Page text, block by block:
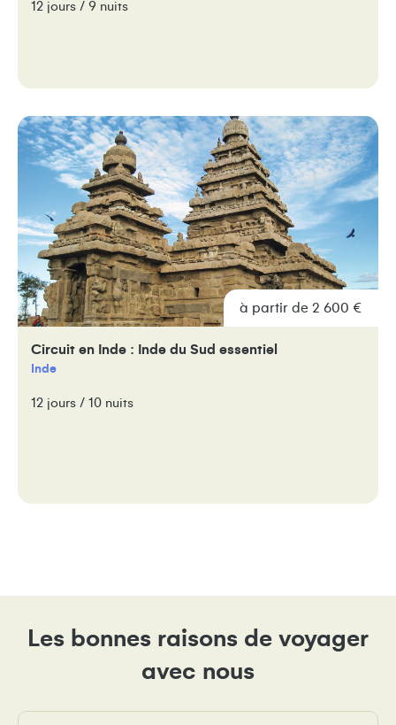
12 jours / 9 nuits
à partir de 2 600 €
Circuit en Inde : Inde du Sud essentiel
Inde
12 jours / 10 nuits
Les bonnes raisons de voyager
avec nous